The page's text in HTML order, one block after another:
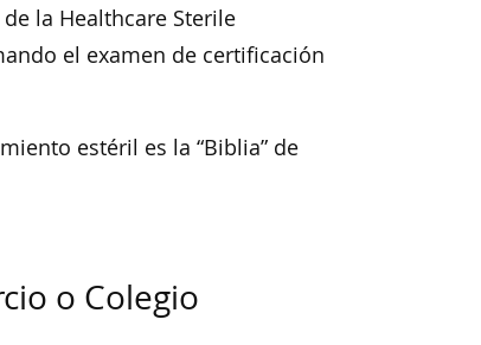
la Healthcare Sterile
el examen de certificación
estéril es la “Biblia” de
o Colegio